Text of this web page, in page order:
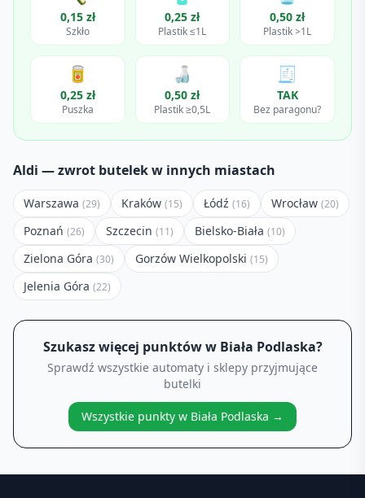
0,15 zł
Szkło
0,25 zł
Plastik ≤1L
0,50 zł
Plastik >1L
🥫
0,25 zł
Puszka
🍶
0,50 zł
Plastik ≥0,5L
🧾
TAK
Bez paragonu?
Aldi — zwrot butelek w innych miastach
Warszawa (29) Kraków (15) Łódź (16) Wrocław (20)
Poznań (26) Szczecin (11) Bielsko-Biała (10)
Zielona Góra (30) Gorzów Wielkopolski (15)
Jelenia Góra (22)
Szukasz więcej punktów w Biała Podlaska?
Sprawdź wszystkie automaty i sklepy przyjmujące
butelki
Wszystkie punkty w Biała Podlaska →